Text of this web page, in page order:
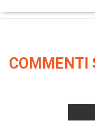
COMMENTI